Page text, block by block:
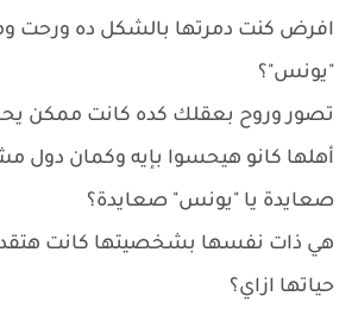
افرض كنت دمرتها بالشكل ده ورحت
"يونس"؟
تصور وروح بعقلك كده كانت ممكن
أهلها كانو هيحسوا بإيه وكمان دول
صعايدة يا "يونس" صعايدة؟
هي ذات نفسها بشخصيتها كانت
حياتها ازاي؟